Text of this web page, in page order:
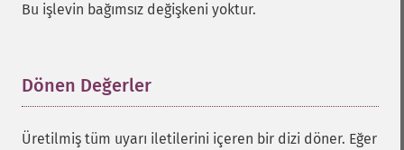
Bu işlevin bağımsız değişkeni yoktur.
Dönen Değerler
Üretilmiş tüm uyarı iletilerini içeren bir dizi döner. Eğer